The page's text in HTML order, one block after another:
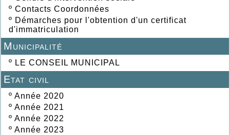
º Contacts Coordonnées
º Démarches pour l'obtention d'un certificat
d'immatriculation
Municipalité
º LE CONSEIL MUNICIPAL
Etat civil
º Année 2020
º Année 2021
º Année 2022
º Année 2023